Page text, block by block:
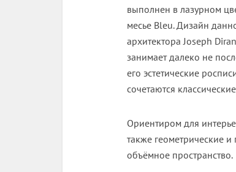
выполнен в лазурном
месье Bleu. Дизайн
архитектора Joseph
занимает далеко не
его эстетические
сочетаются
Ориентиром для
также геометрические
объёмное пространство.